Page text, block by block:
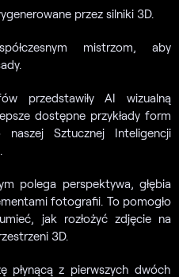
przez silniki 3D.
mistrzom, aby
przedstawiły AI wizualną
dostępne przykłady form
Sztucznej Inteligencji
polega perspektywa, głębia
fotografii. To pomogło
jak rozłożyć zdjęcie na
3D.
płynącą z pierwszych dwóch